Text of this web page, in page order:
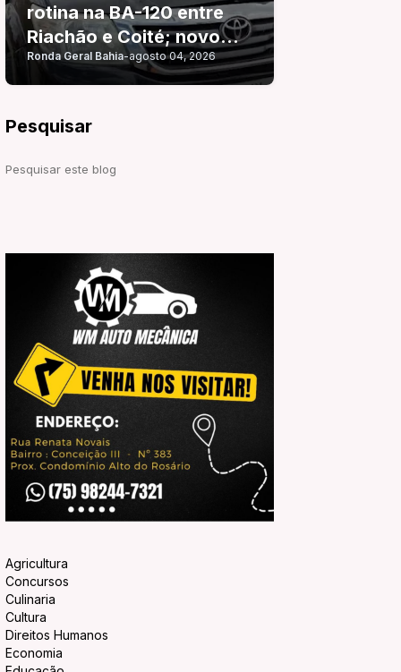
rotina na BA-120 entre
Riachão e Coité; novo
acidente é registrado
pouco mais de 24 horas
Ronda Geral Bahia-agosto 04, 2026
Pesquisar
Agricultura
Concursos
Culinaria
Cultura
Direitos Humanos
Economia